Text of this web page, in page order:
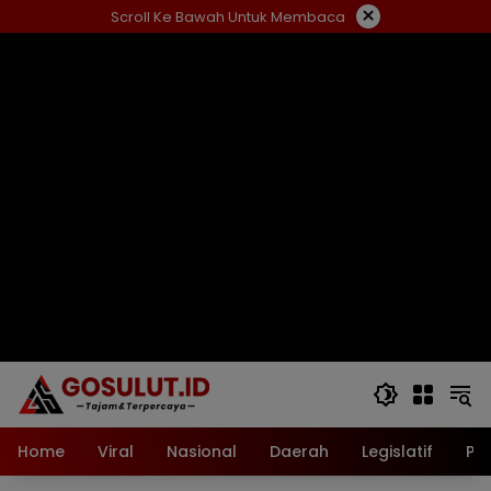
ke
Scroll Ke Bawah Untuk Membaca ×
Home Viral Nasional Daerah Legislatif